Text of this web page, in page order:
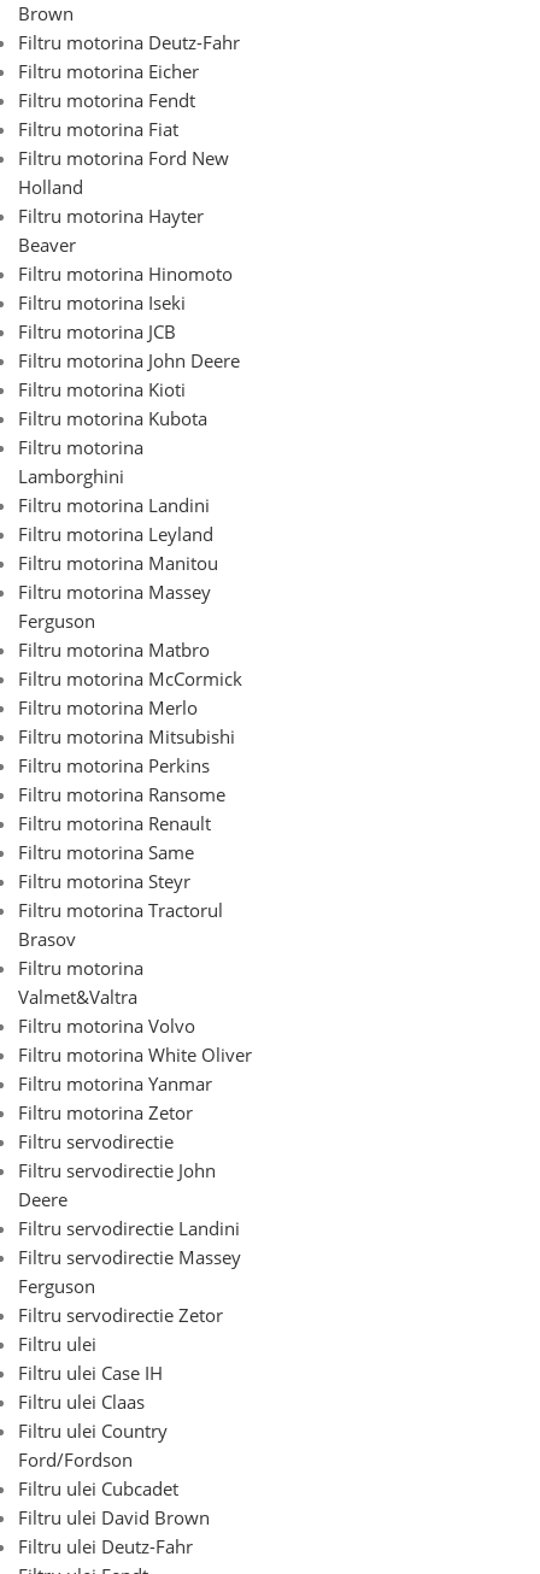
Brown
Filtru motorina Deutz-Fahr
Filtru motorina Eicher
Filtru motorina Fendt
Filtru motorina Fiat
Filtru motorina Ford New
Holland
Filtru motorina Hayter
Beaver
Filtru motorina Hinomoto
Filtru motorina Iseki
Filtru motorina JCB
Filtru motorina John Deere
Filtru motorina Kioti
Filtru motorina Kubota
Filtru motorina
Lamborghini
Filtru motorina Landini
Filtru motorina Leyland
Filtru motorina Manitou
Filtru motorina Massey
Ferguson
Filtru motorina Matbro
Filtru motorina McCormick
Filtru motorina Merlo
Filtru motorina Mitsubishi
Filtru motorina Perkins
Filtru motorina Ransome
Filtru motorina Renault
Filtru motorina Same
Filtru motorina Steyr
Filtru motorina Tractorul
Brasov
Filtru motorina
Valmet&Valtra
Filtru motorina Volvo
Filtru motorina White Oliver
Filtru motorina Yanmar
Filtru motorina Zetor
Filtru servodirectie
Filtru servodirectie John
Deere
Filtru servodirectie Landini
Filtru servodirectie Massey
Ferguson
Filtru servodirectie Zetor
Filtru ulei
Filtru ulei Case IH
Filtru ulei Claas
Filtru ulei Country
Ford/Fordson
Filtru ulei Cubcadet
Filtru ulei David Brown
Filtru ulei Deutz-Fahr